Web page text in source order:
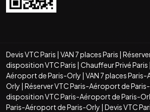
Devis VTC Paris | VAN 7 places Paris |
disposition VTC Paris | Chauffeur Privé Paris |
Aéroport de Paris-Orly | VAN 7 places
Orly | Réserver VTC Paris-Aéroport de
disposition VTC Paris-Aéroport de Paris-
Paris-Aéroport de Paris-Orly | Devis VTC